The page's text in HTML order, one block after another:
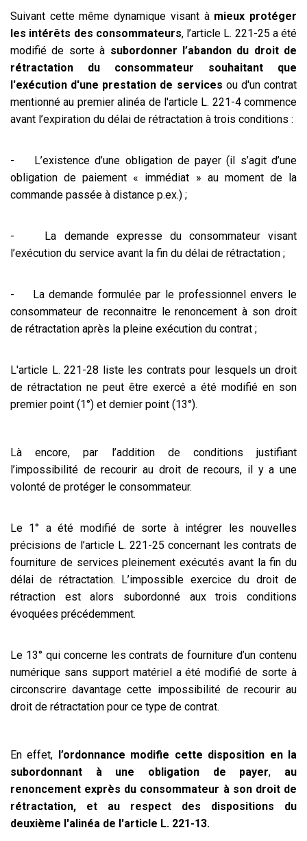
Suivant cette même dynamique visant à mieux protéger
les intérêts des consommateurs, l’article L. 221-25 a été
modifié de sorte à subordonner l’abandon du droit de
rétractation du consommateur souhaitant que
l'exécution d'une prestation de services ou d'un contrat
mentionné au premier alinéa de l'article L. 221-4 commence
avant l’expiration du délai de rétractation à trois conditions :
- L’existence d’une obligation de payer (il s’agit d’une
obligation de paiement « immédiat » au moment de la
commande passée à distance p.ex.) ;
- La demande expresse du consommateur visant
l’exécution du service avant la fin du délai de rétractation ;
- La demande formulée par le professionnel envers le
consommateur de reconnaitre le renoncement à son droit
de rétractation après la pleine exécution du contrat ;
L'article L. 221-28 liste les contrats pour lesquels un droit
de rétractation ne peut être exercé a été modifié en son
premier point (1°) et dernier point (13°).
Là encore, par l’addition de conditions justifiant
l’impossibilité de recourir au droit de recours, il y a une
volonté de protéger le consommateur.
Le 1° a été modifié de sorte à intégrer les nouvelles
précisions de l’article L. 221-25 concernant les contrats de
fourniture de services pleinement exécutés avant la fin du
délai de rétractation. L’impossible exercice du droit de
rétraction est alors subordonné aux trois conditions
évoquées précédemment.
Le 13° qui concerne les contrats de fourniture d’un contenu
numérique sans support matériel a été modifié de sorte à
circonscrire davantage cette impossibilité de recourir au
droit de rétractation pour ce type de contrat.
En effet,
l’ordonnance modifie cette disposition en la
subordonnant à une obligation de payer, au
renoncement exprès du consommateur à son droit de
rétractation, et au respect des dispositions du
deuxième l'alinéa de l'article L. 221-13.